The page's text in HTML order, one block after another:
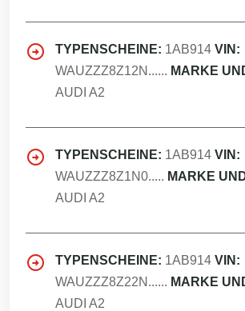
TYPENSCHEINE: 1AB914 VIN:
WAUZZZ8Z12N...... MARKE
AUDI A2
TYPENSCHEINE: 1AB914 VIN:
WAUZZZ8Z1N0..... MARKE
AUDI A2
TYPENSCHEINE: 1AB914 VIN:
WAUZZZ8Z22N...... MARKE
AUDI A2